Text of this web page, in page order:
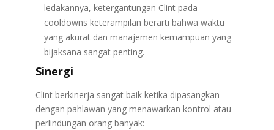
ledakannya, ketergantungan Clint pada
cooldowns keterampilan berarti bahwa waktu
yang akurat dan manajemen kemampuan yang
bijaksana sangat penting.
Sinergi
Clint berkinerja sangat baik ketika dipasangkan
dengan pahlawan yang menawarkan kontrol atau
perlindungan orang banyak: